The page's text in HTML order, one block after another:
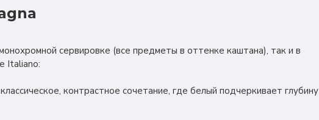
сервировке (все предметы в оттенке каштана), так и в
Italiano:
контрастное сочетание, где белый подчеркивает глубину